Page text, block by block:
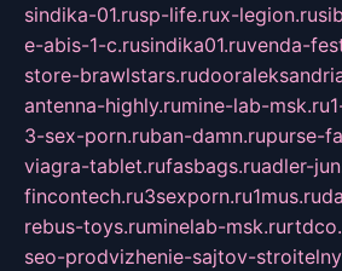
sindika-01.rusp-life.rux-legion.ru
e-abis-1-c.rusindika01.ruvenda-
store-brawlstars.ru
antenna-highly.rumine-lab-msk.ru
3-sex-porn.ruban-damn.rupurse-
viagra-tablet.rufasbags.ruadler-
fincontech.ru3sexporn.ru1mus.ru
rebus-toys.ruminelab-msk.ru
seo-prodvizhenie-sajtov-